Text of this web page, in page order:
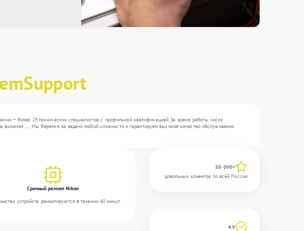
— более 19 технических специалистов с профильной квалификацией. За время работы число
, , . Мы беремся за задачи любой сложности и гарантируем высокое качество обслуживания
Срочный ремонт Nikon
устройств ремонтируются в течении 60 минут.
50 000+
довольных клиентов по всей России
4.9